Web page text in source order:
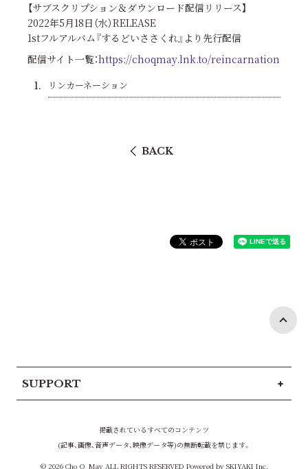
【サブスクリプション＆ダウンロード配信リリース】
2022年5月18日（水）RELEASE
1stフルアルバム『するどいささくれ』より先行配信
配信サイト一覧：https://choqmay.lnk.to/reincarnation
1. リンカーネーション
BACK
SUPPORT
掲載されているすべてのコンテンツ
(記事、画像、音声データ、映像データ等)の無断転載を禁じます。
© 2026 Cho_Q_May ALL RIGHTS RESERVED Powered by SKIYAKI Inc.